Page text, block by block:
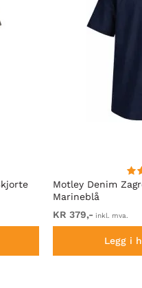
Motley Denim
Marineblå
KR 379,- inkl. mva.
Legg i